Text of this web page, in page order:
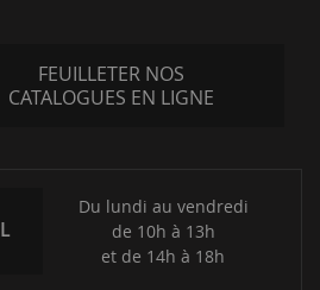
FEUILLETER NOS
CATALOGUES EN LIGNE
Du lundi au vendredi
de 10h à 13h
et de 14h à 18h